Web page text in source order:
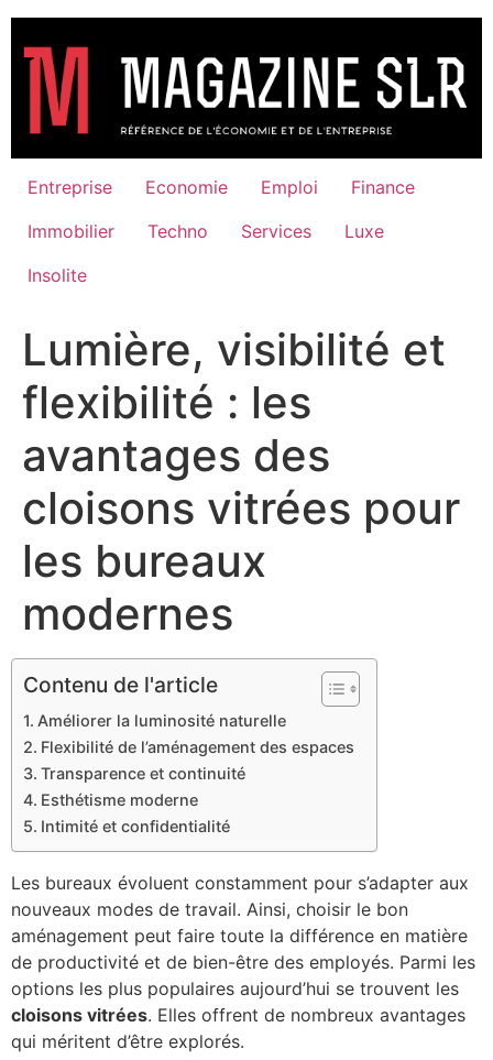
Aller
contenu
Entreprise Economie Emploi
Finance
Immobilier
Techno Services
Luxe
Insolite
Lumière, visibilité et
flexibilité : les
avantages des
cloisons vitrées pour
les bureaux
modernes
Contenu de l'article
Améliorer la luminosité naturelle
Flexibilité de l’aménagement des espaces
Transparence et continuité
Esthétisme moderne
Intimité et confidentialité
Les bureaux évoluent constamment pour s’adapter aux
nouveaux modes de travail. Ainsi, choisir le bon
aménagement peut faire toute la différence en matière
de productivité et de bien-être des employés. Parmi les
options les plus populaires aujourd’hui se trouvent les
cloisons vitrées. Elles offrent de nombreux avantages
qui méritent d’être explorés.